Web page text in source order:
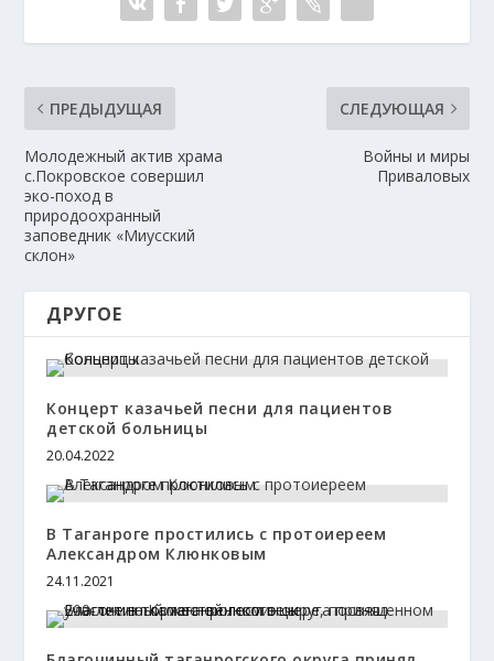
ПРЕДЫДУЩАЯ
Молодежный актив храма
с.Покровское совершил
эко-поход в
природоохранный
заповедник «Миусский
склон»
СЛЕДУЮЩАЯ
Войны и миры
Приваловых
ДРУГОЕ
Концерт казачьей песни для пациентов
детской больницы
20.04.2022
В Таганроге простились с протоиереем
Александром Клюнковым
24.11.2021